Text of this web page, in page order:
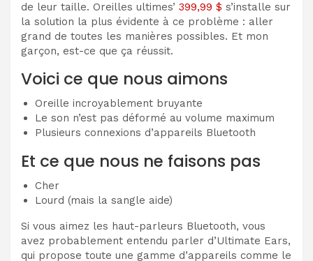
de leur taille. Oreilles ultimes’ 399,99 $ s’installe sur
la solution la plus évidente à ce problème : aller
grand de toutes les manières possibles. Et mon
garçon, est-ce que ça réussit.
Voici ce que nous aimons
Oreille incroyablement bruyante
Le son n’est pas déformé au volume maximum
Plusieurs connexions d’appareils Bluetooth
Et ce que nous ne faisons pas
Cher
Lourd (mais la sangle aide)
Si vous aimez les haut-parleurs Bluetooth, vous
avez probablement entendu parler d’Ultimate Ears,
qui propose toute une gamme d’appareils comme le